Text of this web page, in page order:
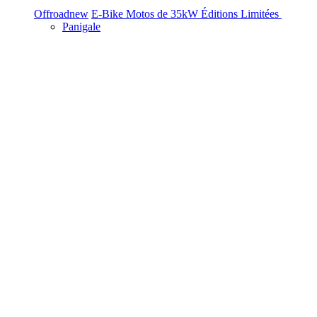
Offroadnew E-Bike Motos de 35kW Éditions Limitées
Panigale